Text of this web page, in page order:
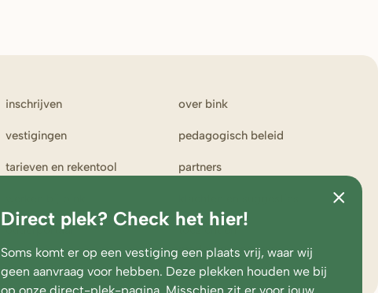
Direct plek? Check het hier!
Soms komt er op een vestiging een plaats vrij, waar wij
geen aanvraag voor hebben. Deze plekken houden we bij
inschrijven over bink
vestigingen pedagogisch beleid
tarieven en rekentool partners
ouderportaal
toezicht en
medezeggenschap